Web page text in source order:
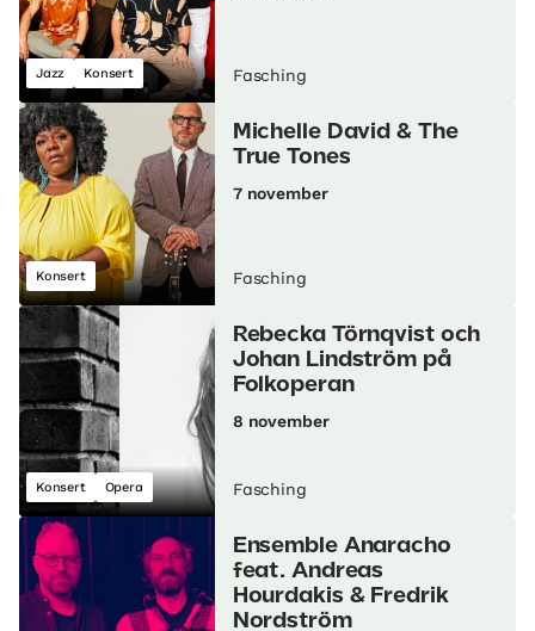
Jazz Konsert Fasching
Konsert
Michelle David & The
True Tones
7 november
Fasching
Konsert Opera
Rebecka Törnqvist och
Johan Lindström på
Folkoperan
8 november
Fasching
Ensemble Anaracho
feat. Andreas
Hourdakis & Fredrik
Nordström